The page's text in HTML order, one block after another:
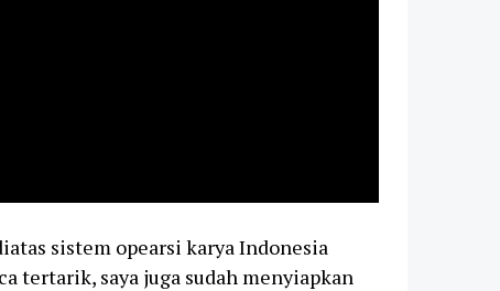
sistem opearsi karya Indonesia
tertarik, saya juga sudah menyiapkan